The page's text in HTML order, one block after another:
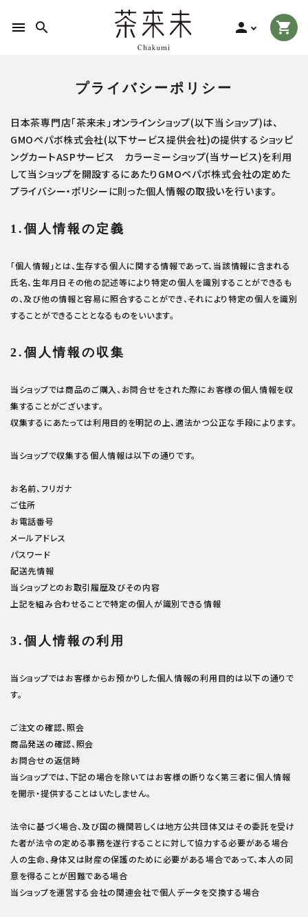
menu search person shopping_cart
search
ACCOUNT MENU
ようこそ ゲスト 様
meeting_room ログイン person 新規会員登録
ティーグッズから探す
特集アイテムから探す
ガイドライン
プライバシーポリシー
日本茶専門店「茶来未」オンラインショップ(以下当ショップ)は、
GMOペパボ株式会社(以下サービス提供会社)の提供するショッピ
ングカートASPサービス カラーミーショップ(当サービス)を利用
して当ショップを開設するにあたりGMOペパボ株式会社の定めた
プライバシー・ポリシーに則った個人情報の取扱いを行います。
1.個人情報の定義
「個人情報」とは、生存する個人に関する情報であって、当該情報に含まれる
氏名、生年月日その他の記述等により特定の個人を識別することができるも
の、及び他の情報と容易に照合することができ、それにより特定の個人を識別
することができることとなるものをいいます。
2.個人情報の収集
当ショップでは商品のご購入、お問合せをされた際にお客様の個人情報を収
集することがございます。
収集するにあたっては利用目的を明記の上、適法かつ公正な手段によります。
当ショップで収集する個人情報は以下の通りです。
お名前、フリガナ
ご住所
お電話番号
メールアドレス
パスワード
配送先情報
当ショップとのお取引履歴及びその内容
上記を組み合わせることで特定の個人が識別できる情報
3.個人情報の利用
当ショップではお客様からお預かりした個人情報の利用目的は以下の通りで
す。
ご注文の確認、照会
商品発送の確認、照会
お問合せの返信時
当ショップでは、下記の場合を除いてはお客様の断りなく第三者に個人情報
を開示・提供することはいたしません。
法令に基づく場合、及び国の機関若しくは地方公共団体又はその委託を受け
た者が法令の定める事務を遂行することに対して協力する必要がある場合
人の生命、身体又は財産の保護のために必要がある場合であって、本人の同
意を得ることが困難である場合
当ショップを運営する会社の関連会社で個人データを交換する場合